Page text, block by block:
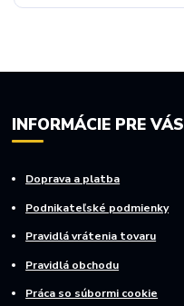
INFORMÁCIE PRE VÁS
Doprava a platba
Podnikateľské podmienky
Pravidlá vrátenia tovaru
Pravidlá obchodu
Práca so súbormi cookie